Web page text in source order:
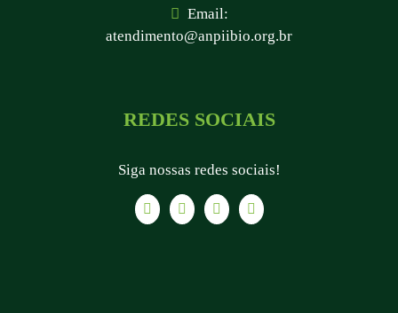
Email:
atendimento@anpiibio.org.br
REDES SOCIAIS
Siga nossas redes sociais!